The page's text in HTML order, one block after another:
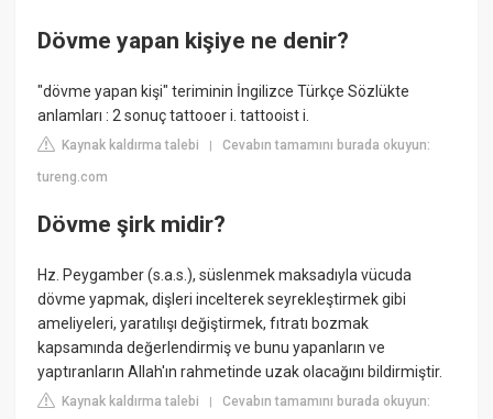
Dövme yapan kişiye ne denir?
"dövme yapan kişi" teriminin İngilizce Türkçe Sözlükte
anlamları : 2 sonuç tattooer i. tattooist i.
Kaynak kaldırma talebi |Cevabın tamamını burada okuyun:
tureng.com
Dövme şirk midir?
Hz. Peygamber (s.a.s.), süslenmek maksadıyla vücuda
dövme yapmak, dişleri incelterek seyrekleştirmek gibi
ameliyeleri, yaratılışı değiştirmek, fıtratı bozmak
kapsamında değerlendirmiş ve bunu yapanların ve
yaptıranların Allah'ın rahmetinde uzak olacağını bildirmiştir.
Kaynak kaldırma talebi |Cevabın tamamını burada okuyun: